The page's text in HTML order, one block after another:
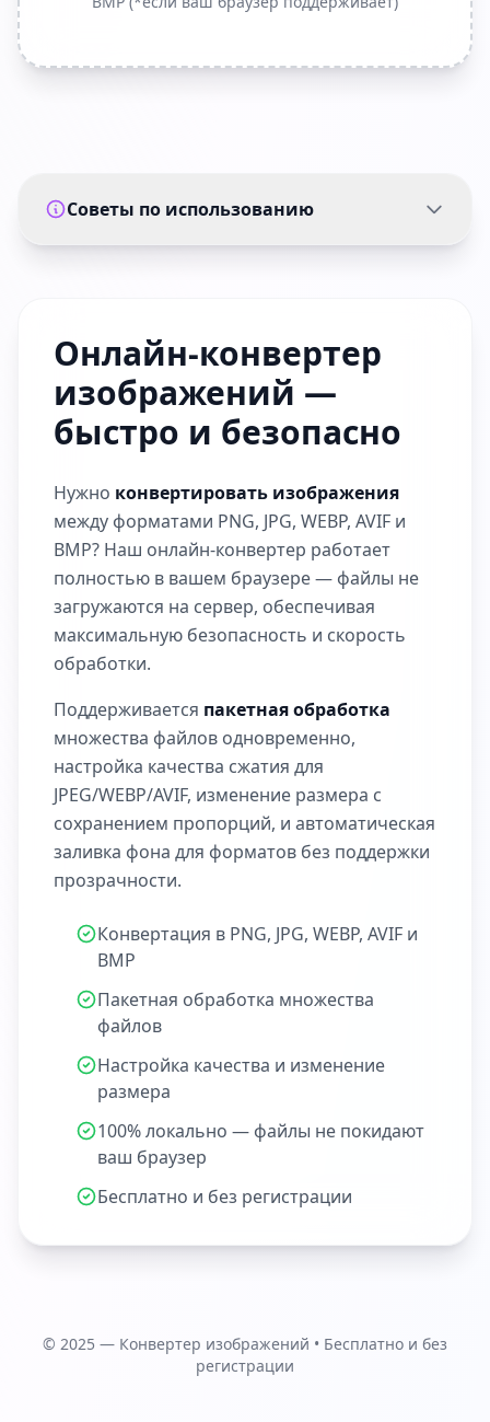
Советы по использованию
Онлайн-конвертер
изображений —
быстро и безопасно
Нужно конвертировать изображения
между форматами PNG, JPG, WEBP, AVIF и
BMP? Наш онлайн-конвертер работает
полностью в вашем браузере — файлы не
загружаются на сервер, обеспечивая
максимальную безопасность и скорость
обработки.
Поддерживается пакетная обработка
множества файлов одновременно,
настройка качества сжатия для
JPEG/WEBP/AVIF, изменение размера с
сохранением пропорций, и автоматическая
заливка фона для форматов без поддержки
прозрачности.
Конвертация в PNG, JPG, WEBP, AVIF и
BMP
Пакетная обработка множества
файлов
Настройка качества и изменение
размера
100% локально — файлы не покидают
ваш браузер
Бесплатно и без регистрации
© 2025 — Конвертер изображений • Бесплатно и без
регистрации